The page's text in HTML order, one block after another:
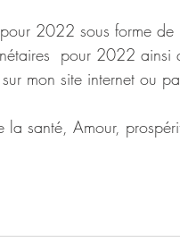
2022 sous forme
pour 2022
mon site internet ou
la santé, Amour,